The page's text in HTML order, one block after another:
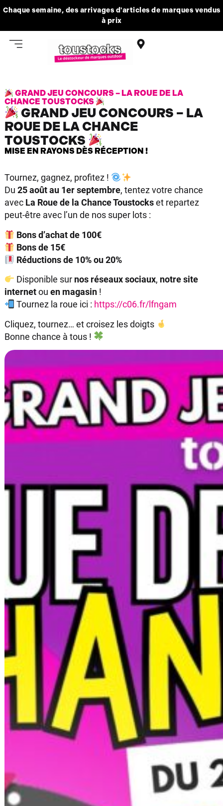
Chaque semaine, des arrivages d'articles de marques vendus
à prix
GRAND JEU CONCOURS – LA ROUE DE LA
CHANCE TOUSTOCKS
GRAND JEU CONCOURS – LA
ROUE DE LA CHANCE
TOUSTOCKS
MISE EN RAYONS DÈS RÉCEPTION !
Tournez, gagnez, profitez !
Du 25 août au 1er septembre, tentez votre chance
avec La Roue de la Chance Toustockset repartez
peut-être avec l’un de nos super lots :
Bons d’achat de 100€
Bons de 15€
Réductions de 10% ou 20%
Disponible sur nos réseaux sociaux, notre site
internetou en magasin!
Tournez la roue ici : https://c06.fr/lfngam
Cliquez, tournez… et croisez les doigts
Bonne chance à tous !